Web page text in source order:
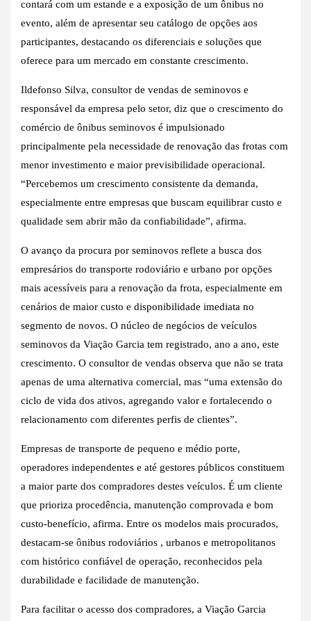
contará com um estande e a exposição de um ônibus no
evento, além de apresentar seu catálogo de opções aos
participantes, destacando os diferenciais e soluções que
oferece para um mercado em constante crescimento.
Ildefonso Silva, consultor de vendas de seminovos e
responsável da empresa pelo setor, diz que o crescimento do
comércio de ônibus seminovos é impulsionado
principalmente pela necessidade de renovação das frotas com
menor investimento e maior previsibilidade operacional.
“Percebemos um crescimento consistente da demanda,
especialmente entre empresas que buscam equilibrar custo e
qualidade sem abrir mão da confiabilidade”, afirma.
O avanço da procura por seminovos reflete a busca dos
empresários do transporte rodoviário e urbano por opções
mais acessíveis para a renovação da frota, especialmente em
cenários de maior custo e disponibilidade imediata no
segmento de novos. O núcleo de negócios de veículos
seminovos da Viação Garcia tem registrado, ano a ano, este
crescimento. O consultor de vendas observa que não se trata
apenas de uma alternativa comercial, mas “uma extensão do
ciclo de vida dos ativos, agregando valor e fortalecendo o
relacionamento com diferentes perfis de clientes”.
Empresas de transporte de pequeno e médio porte,
operadores independentes e até gestores públicos constituem
a maior parte dos compradores destes veículos. É um cliente
que prioriza procedência, manutenção comprovada e bom
custo-benefício, afirma. Entre os modelos mais procurados,
destacam-se ônibus rodoviários , urbanos e metropolitanos
com histórico confiável de operação, reconhecidos pela
durabilidade e facilidade de manutenção.
Para facilitar o acesso dos compradores, a Viação Garcia